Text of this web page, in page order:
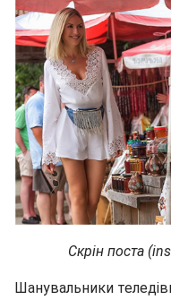
Скрін поста
Шанувальники